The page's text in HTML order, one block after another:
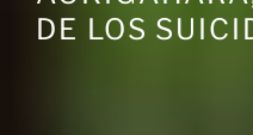
SaltarDE LOS